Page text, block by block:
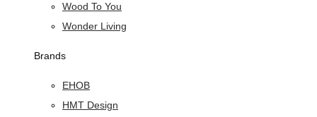
Wood To You
Wonder Living
Brands
EHOB
HMT Design